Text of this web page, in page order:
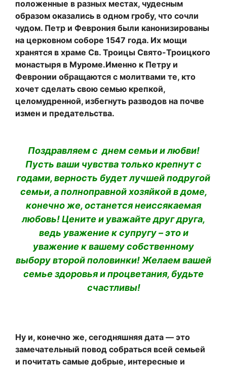
положенные в разных местах, чудесным
образом оказались в одном гробу, что сочли
чудом. Петр и Феврония были канонизированы
на церковном соборе 1547 года. Их мощи
хранятся в храме Св. Троицы Свято-Троицкого
монастыря в Муроме.Именно к Петру и
Февронии обращаются с молитвами те, кто
хочет сделать свою семью крепкой,
целомудренной, избегнуть разводов на почве
измен и предательства.
Поздравляем с днем семьи и любви!
Пусть ваши чувства только крепнут с
годами, верность будет лучшей подругой
семьи, а полноправной хозяйкой в доме,
конечно же, останется неиссякаемая
любовь! Цените и уважайте друг друга,
ведь уважение к супругу – это и
уважение к вашему собственному
выбору второй половинки! Желаем вашей
семье здоровья и процветания, будьте
счастливы!
Ну и, конечно же, сегодняшняя дата — это
замечательный повод собраться всей семьей
и почитать самые добрые, интересные и